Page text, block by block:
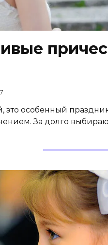
это особенный
За долго